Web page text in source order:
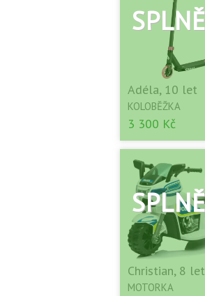
Adéla, 10 let
KOLOBĚŽKA
3 300 Kč
Christian, 8 let
MOTORKA